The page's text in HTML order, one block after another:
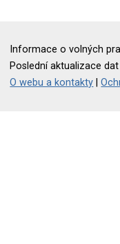
Informace o volných
Poslední aktualizace
O webu a kontakty |